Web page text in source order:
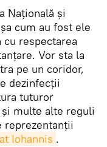
Națională și
cum au fost ele
respectarea
Vor sta la
pe un coridor,
dezinfecții
tuturor
multe alte reguli
reprezentanții
Iohannis .